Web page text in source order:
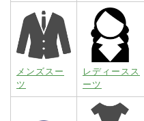
メンズスー
ツ
レディースス
ーツ